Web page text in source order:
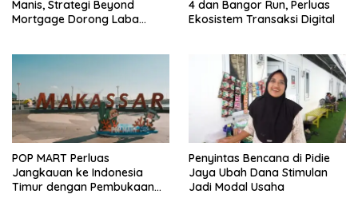
Manis, Strategi Beyond
Mortgage Dorong Laba
4 dan Bangor Run, Perluas
Ekosistem Transaksi Digital
POP MART Perluas
Jangkauan ke Indonesia
Timur dengan Pembukaan
Penyintas Bencana di Pidie
Jaya Ubah Dana Stimulan
Jadi Modal Usaha